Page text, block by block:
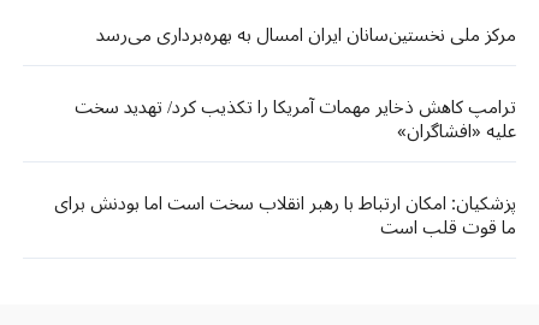
مرکز ملی نخستین‌سانان ایران امسال به بهره‌برداری می‌رسد
ترامپ کاهش ذخایر مهمات آمریکا را تکذیب کرد/ تهدید سخت
علیه «افشاگران»
پزشکیان: امکان ارتباط با رهبر انقلاب سخت است اما بودنش برای
ما قوت قلب است